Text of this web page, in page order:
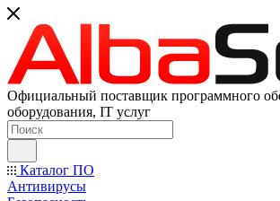
Официальный поставщик программного
оборудования, IT услуг
Каталог ПО
Антивирусы